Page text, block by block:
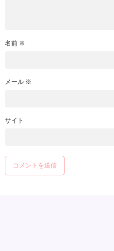
名前 ※
メール ※
サイト